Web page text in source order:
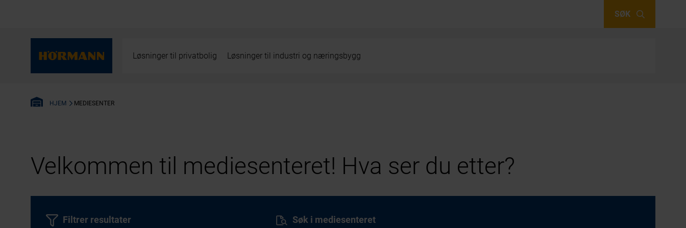
SØK
Løsninger til privatbolig Løsninger til industri og næringsbygg
HJEM MEDIESENTER
Velkommen til mediesenteret! Hva ser du etter?
Søk i mediesenteret
Filtrer resultater